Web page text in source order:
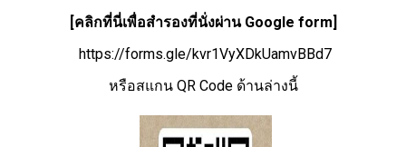
[คลิกที่นี่เพื่อสำรองที่นั่งผ่าน Google form]
https://forms.gle/kvr1VyXDkUamvBBd7
หรือสแกน QR Code ด้านล่างนี้